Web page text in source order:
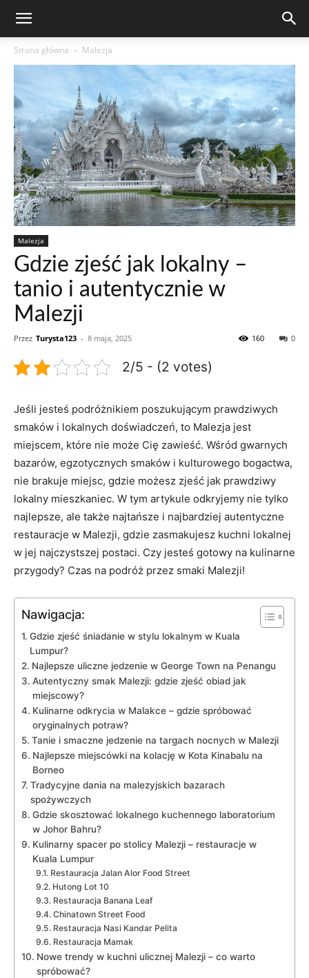
Strona główna Malezja
Malezja
Gdzie zjeść jak lokalny –
tanio i autentycznie w
Malezji
Przez Turysta123 - 8 maja, 2025 0
160
2/5 - (2 votes)
Jeśli jesteś podróżnikiem poszukującym prawdziwych
smaków i lokalnych doświadczeń, to Malezja jest
miejscem, które nie może Cię zawieść. Wśród gwarnych
bazarów, egzotycznych smaków i kulturowego bogactwa,
nie brakuje miejsc, gdzie możesz zjeść jak prawdziwy
lokalny mieszkaniec. W tym artykule odkryjemy nie tylko
najlepsze, ale także najtańsze i najbardziej autentyczne
restauracje w Malezji, gdzie zasmakujesz kuchni lokalnej
w jej najczystszej postaci. Czy jesteś gotowy na kulinarne
przygody? Czas na podróż przez smaki Malezji!
Nawigacja:
Gdzie zjeść śniadanie w stylu lokalnym w Kuala
Lumpur?
Najlepsze uliczne jedzenie w George Town na Penangu
Autentyczny smak Malezji: gdzie zjeść obiad jak
miejscowy?
Kulinarne odkrycia w Malakce – gdzie spróbować
oryginalnych potraw?
Tanie i smaczne jedzenie na targach nocnych w Malezji
Najlepsze miejscówki na kolację w Kota Kinabalu na
Borneo
Tradycyjne dania na malezyjskich bazarach
spożywczych
Gdzie skosztować lokalnego kuchennego laboratorium
w Johor Bahru?
Kulinarny spacer po stolicy Malezji – restauracje w
Kuala Lumpur
Restauracja Jalan Alor Food Street
Hutong Lot 10
Restauracja Banana Leaf
Chinatown Street Food
Restauracja Nasi Kandar Pelita
Restauracja Mamak
Nowe trendy w kuchni ulicznej Malezji – co warto
spróbować?